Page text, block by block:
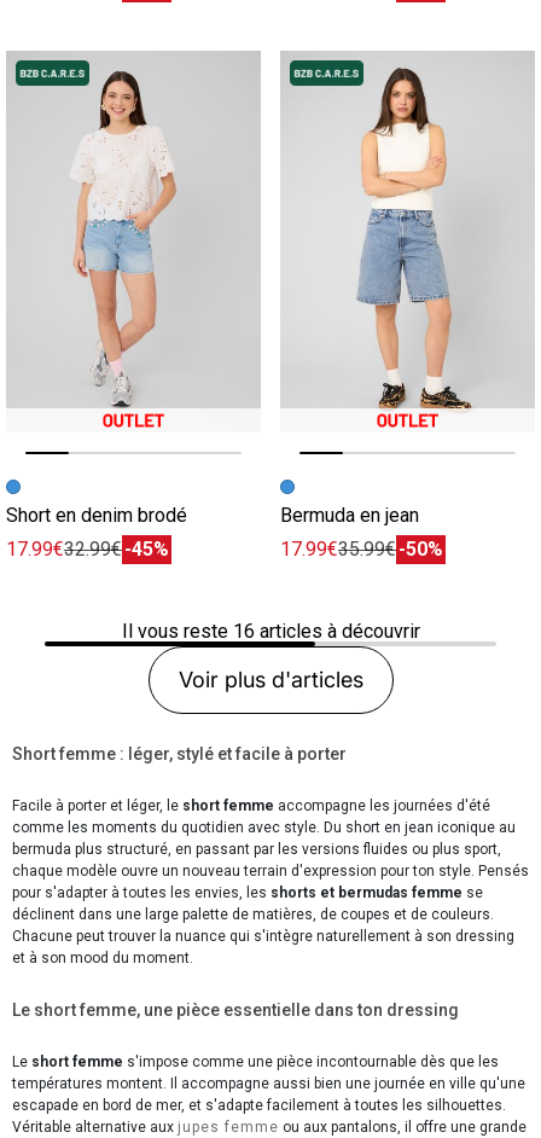
Image précédente
Image suivante
Short en denim brodé
17.99€32.99€-45%
Image précédente
Image suivante
Bermuda en jean
17.99€35.99€-50%
Il vous reste 16 articles à découvrir
Voir plus d'articles
Short femme : léger, stylé et facile à porter
Facile à porter et léger, le short femme accompagne les journées d'été
comme les moments du quotidien avec style. Du short en jean iconique au
bermuda plus structuré, en passant par les versions fluides ou plus sport,
chaque modèle ouvre un nouveau terrain d'expression pour ton style. Pensés
pour s'adapter à toutes les envies, les shorts et bermudas femme se
déclinent dans une large palette de matières, de coupes et de couleurs.
Chacune peut trouver la nuance qui s'intègre naturellement à son dressing
et à son mood du moment.
Le short femme, une pièce essentielle dans ton dressing
Le short femme s'impose comme une pièce incontournable dès que les
températures montent. Il accompagne aussi bien une journée en ville qu'une
escapade en bord de mer, et s'adapte facilement à toutes les silhouettes.
Véritable alternative aux jupes femme ou aux pantalons, il offre une grande